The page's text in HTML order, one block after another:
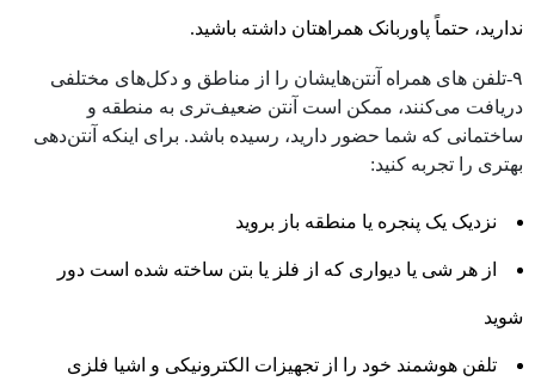
ندارید، حتماً پاوربانک همراهتان داشته باشید.
۹-تلفن های همراه آنتن‌هایشان را از مناطق و دکل‌های مختلفی
دریافت‌ می‌کنند، ممکن است آنتن ضعیف‌تری به منطقه و
ساختمانی که شما حضور دارید، رسیده باشد. برای اینکه آنتن‌دهی
بهتری را تجربه کنید:
نزدیک یک پنجره یا منطقه باز بروید
از هر شی یا دیواری که از فلز یا بتن ساخته شده است دور
شوید
تلفن هوشمند خود را از تجهیزات الکترونیکی و اشیا فلزی